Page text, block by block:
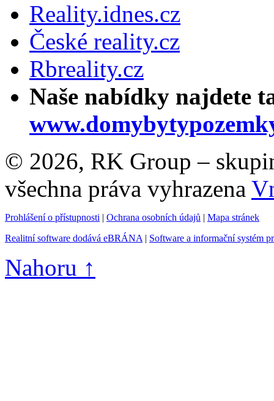
Reality.idnes.cz
České reality.cz
Rbreality.cz
Naše nabídky najdete
© 2026, RK Group –
všechna práva vyhrazena
Prohlášení o přístupnosti | Ochrana osobních údajů | Mapa stránek
Realitní software dodává eBRÁNA | Software a informační systém
Nahoru ↑